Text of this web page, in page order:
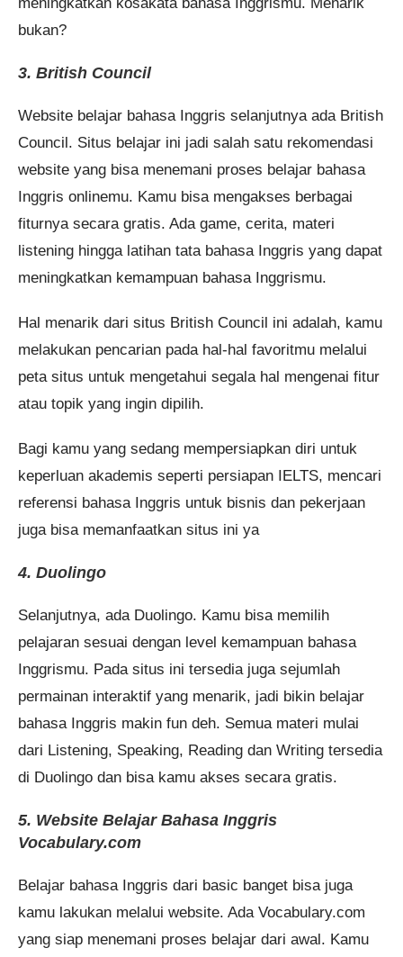
bukan?
3. British Council
Website belajar bahasa Inggris selanjutnya ada British
Council. Situs belajar ini jadi salah satu rekomendasi
website yang bisa menemani proses belajar bahasa
Inggris onlinemu. Kamu bisa mengakses berbagai
fiturnya secara gratis. Ada game, cerita, materi
listening hingga latihan tata bahasa Inggris yang dapat
meningkatkan kemampuan bahasa Inggrismu.
Hal menarik dari situs British Council ini adalah, kamu
melakukan pencarian pada hal-hal favoritmu melalui
peta situs untuk mengetahui segala hal mengenai fitur
atau topik yang ingin dipilih.
Bagi kamu yang sedang mempersiapkan diri untuk
keperluan akademis seperti persiapan IELTS, mencari
referensi bahasa Inggris untuk bisnis dan pekerjaan
juga bisa memanfaatkan situs ini ya
4. Duolingo
Selanjutnya, ada Duolingo. Kamu bisa memilih
pelajaran sesuai dengan level kemampuan bahasa
Inggrismu. Pada situs ini tersedia juga sejumlah
permainan interaktif yang menarik, jadi bikin belajar
bahasa Inggris makin fun deh. Semua materi mulai
dari Listening, Speaking, Reading dan Writing tersedia
di Duolingo dan bisa kamu akses secara gratis.
5. Website Belajar Bahasa Inggris
Vocabulary.com
Belajar bahasa Inggris dari basic banget bisa juga
kamu lakukan melalui website. Ada Vocabulary.com
yang siap menemani proses belajar dari awal. Kamu